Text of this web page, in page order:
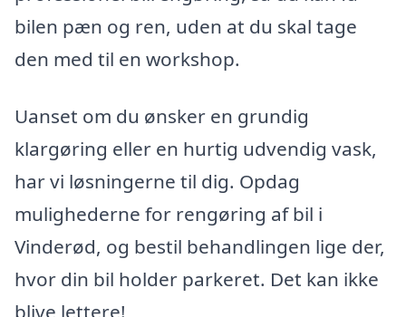
bilen pæn og ren, uden at du skal tage
den med til en workshop.
Uanset om du ønsker en grundig
klargøring eller en hurtig udvendig vask,
har vi løsningerne til dig. Opdag
mulighederne for rengøring af bil i
Vinderød, og bestil behandlingen lige der,
hvor din bil holder parkeret. Det kan ikke